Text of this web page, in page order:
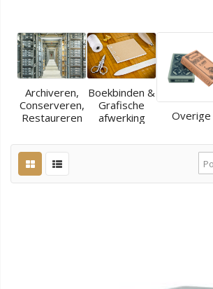
Archiveren,
Conserveren,
Restaureren
Boekbinden &
Grafische
afwerking
Overige